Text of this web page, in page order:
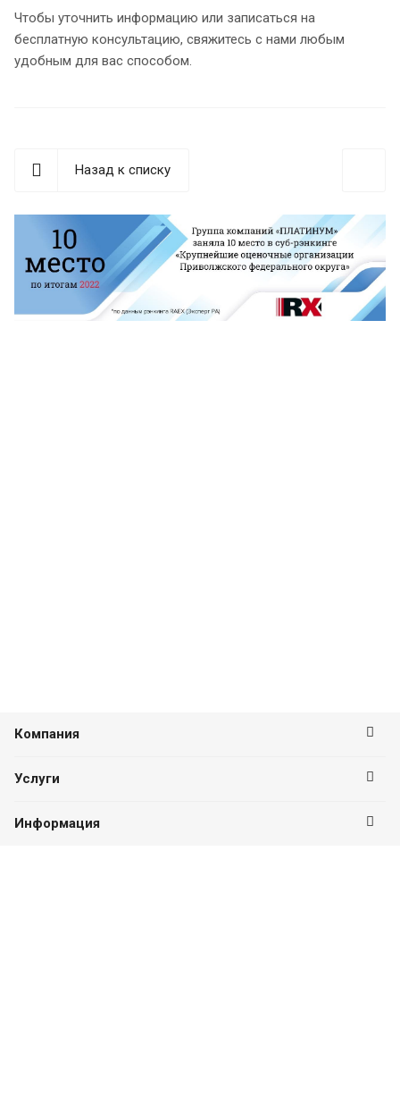
Чтобы уточнить информацию или записаться на
бесплатную консультацию, свяжитесь с нами любым
удобным для вас способом.
Назад к списку
Компания
Услуги
Информация